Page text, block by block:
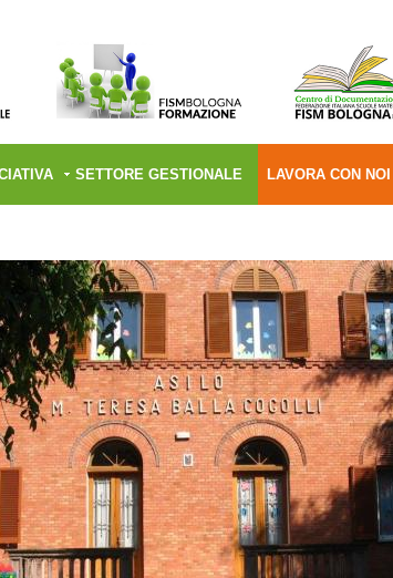
SETTORE GESTIONALE LAVORA CON NOI